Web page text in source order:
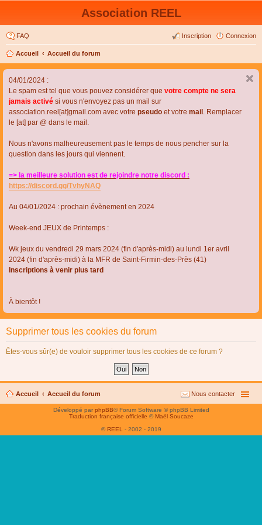
Association REEL
FAQ Connexion
Inscription
Accueil Accueil du forum
04/01/2024 :
Le spam est tel que vous pouvez considérer que votre compte ne sera
jamais activé si vous n'envoyez pas un mail sur
association.reel[at]gmail.com avec votre pseudo et votre mail . Remplacer
le [at] par @ dans le mail.
Nous n'avons malheureusement pas le temps de nous pencher sur la
question dans les jours qui viennent.
=> la meilleure solution est de rejoindre notre discord :
https://discord.gg/TvhyNAQ
Au 04/01/2024 : prochain évènement en 2024
Week-end JEUX de Printemps :
Wk jeux du vendredi 29 mars 2024 (fin d'après-midi) au lundi 1er avril
2024 (fin d'après-midi) à la MFR de Saint-Firmin-des-Près (41)
Inscriptions à venir plus tard
À bientôt !
Supprimer tous les cookies du forum
Êtes-vous sûr(e) de vouloir supprimer tous les cookies de ce forum ?
Accueil Accueil du forum Nous contacter
Développé parphpBB® Forum Software © phpBB Limited
Traduction française officielle © Maël Soucaze
© REEL - 2002 - 2019